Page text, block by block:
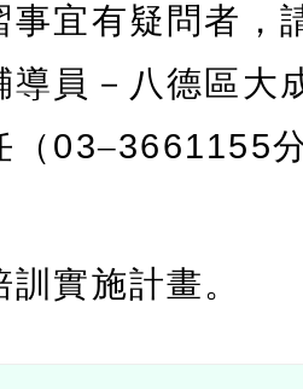
事宜有疑問者，
導員－八德區大
（ 03–3661155
實施計畫。